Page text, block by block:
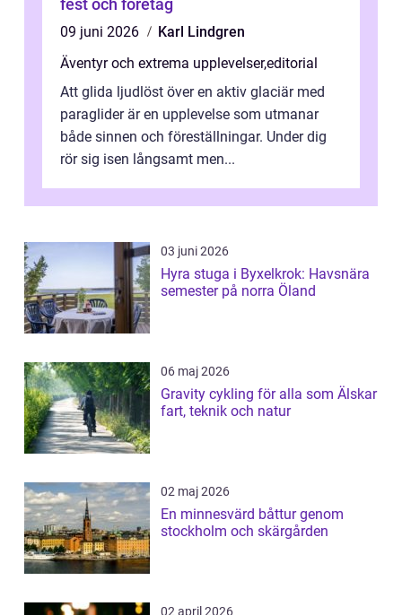
fest och företag
09 juni 2026
Karl Lindgren
Äventyr och extrema upplevelser,editorial
Att glida ljudlöst över en aktiv glaciär med
paraglider är en upplevelse som utmanar
både sinnen och föreställningar. Under dig
rör sig isen långsamt men...
03 juni 2026
Hyra stuga i Byxelkrok: Havsnära
semester på norra Öland
06 maj 2026
Gravity cykling för alla som Älskar
fart, teknik och natur
02 maj 2026
En minnesvärd båttur genom
stockholm och skärgården
02 april 2026